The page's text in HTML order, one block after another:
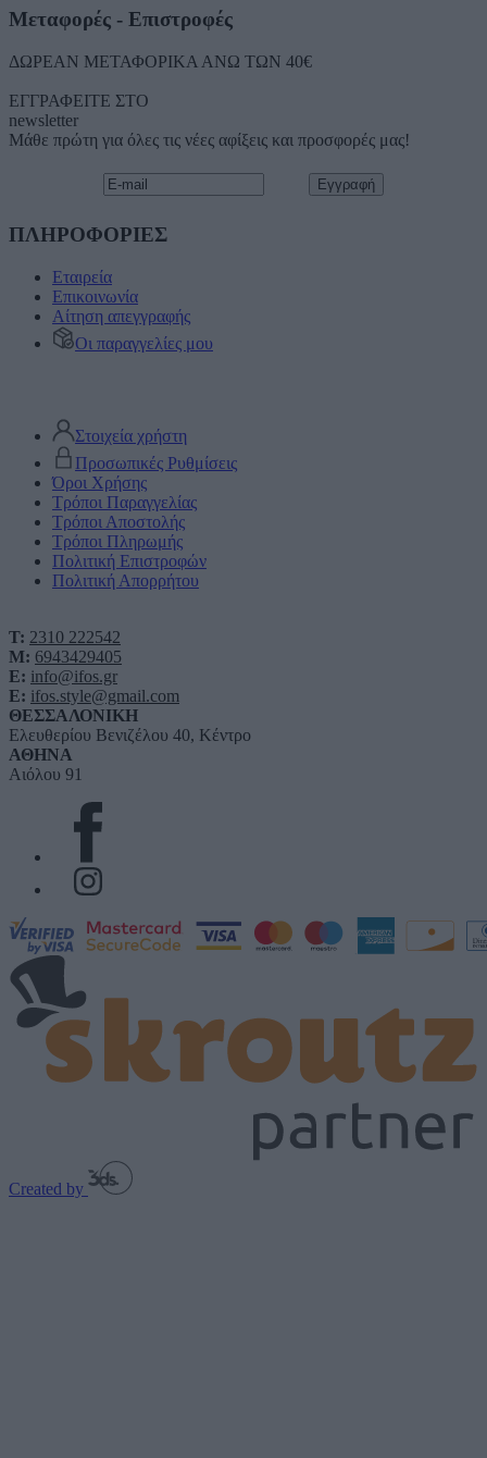
Μεταφορές - Επιστροφές
ΔΩΡΕΑΝ ΜΕΤΑΦΟΡΙΚΑ ΑΝΩ ΤΩΝ 40€
ΕΓΓΡΑΦΕΙΤΕ ΣΤΟ
newsletter
Μάθε πρώτη για όλες τις νέες αφίξεις και προσφορές μας!
ΠΛΗΡΟΦΟΡΙΕΣ
Εταιρεία
Επικοινωνία
Αίτηση απεγγραφής
Οι παραγγελίες μου
Στοιχεία χρήστη
Προσωπικές Ρυθμίσεις
Όροι Χρήσης
Τρόποι Παραγγελίας
Τρόποι Αποστολής
Τρόποι Πληρωμής
Πολιτική Επιστροφών
Πολιτική Απορρήτου
T: 2310 222542
M: 6943429405
E: info@ifos.gr
E: ifos.style@gmail.com
ΘΕΣΣΑΛΟΝΙΚΗ
Ελευθερίου Βενιζέλου 40, Κέντρο
ΑΘΗΝΑ
Αιόλου 91
Created by